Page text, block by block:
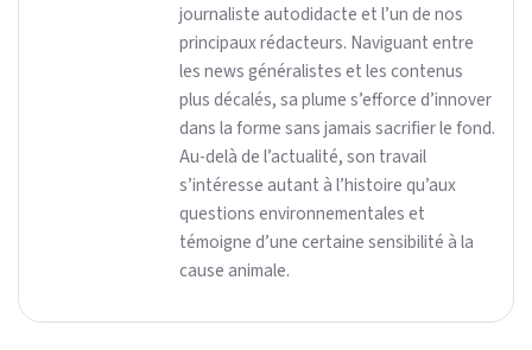
journaliste autodidacte et l’un de nos
principaux rédacteurs. Naviguant entre
les news généralistes et les contenus
plus décalés, sa plume s’efforce d’innover
dans la forme sans jamais sacrifier le fond.
Au-delà de l’actualité, son travail
s’intéresse autant à l’histoire qu’aux
questions environnementales et
témoigne d’une certaine sensibilité à la
cause animale.